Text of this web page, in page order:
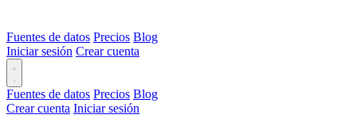
Fuentes de datos Precios Blog
Iniciar sesión Crear cuenta
Fuentes de datos Precios Blog
Crear cuenta Iniciar sesión